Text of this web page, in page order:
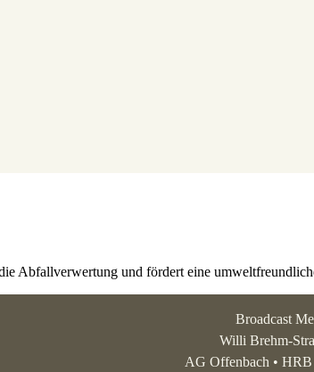
Abfallverwertung und fördert eine
Broadcast
Willi Brehm-
AG Offenbach •